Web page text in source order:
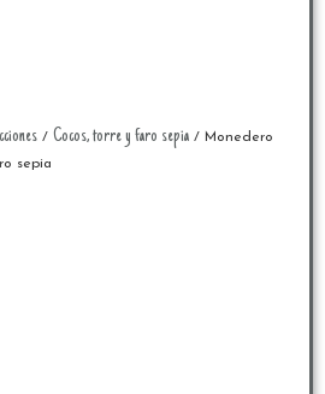
/ Cocos, torre y faro sepia / Monedero
sepia